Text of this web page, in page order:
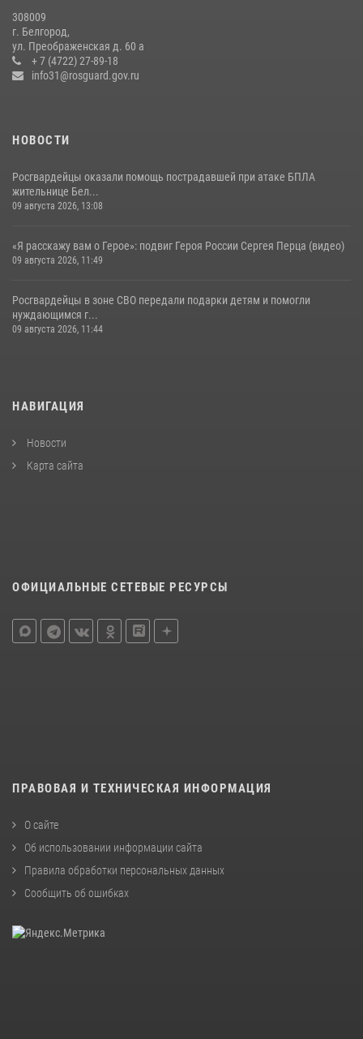
Росгвардейцы провели урок безопасности для воспитанников
Старооскольского военно-патриотического клуба
10 июля 2026, 06:30
308009
г. Белгород,
ул. Преображенская д. 60 а
+ 7 (4722) 27-89-18
info31@rosguard.gov.ru
НОВОСТИ
Росгвардейцы оказали помощь пострадавшей при атаке БПЛА
жительнице Бел...
09 августа 2026, 13:08
«Я расскажу вам о Герое»: подвиг Героя России Сергея Перца (видео)
09 августа 2026, 11:49
Росгвардейцы в зоне СВО передали подарки детям и помогли
нуждающимся г...
09 августа 2026, 11:44
НАВИГАЦИЯ
Новости
Карта сайта
ОФИЦИАЛЬНЫЕ СЕТЕВЫЕ РЕСУРСЫ
ПРАВОВАЯ И ТЕХНИЧЕСКАЯ ИНФОРМАЦИЯ
О сайте
Об использовании информации сайта
Правила обработки персональных данных
Сообщить об ошибках